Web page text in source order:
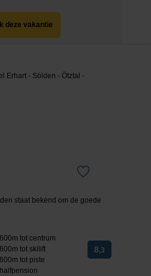
deze vakantie
staat bekend om de goede
600m tot centrum
600m tot skilift
600m tot piste
halfpension
8,3